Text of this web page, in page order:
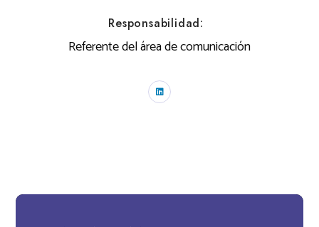
Responsabilidad:
Referente del área de comunicación